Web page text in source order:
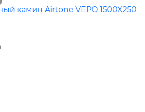
камин Airtone VEPO 1500X250